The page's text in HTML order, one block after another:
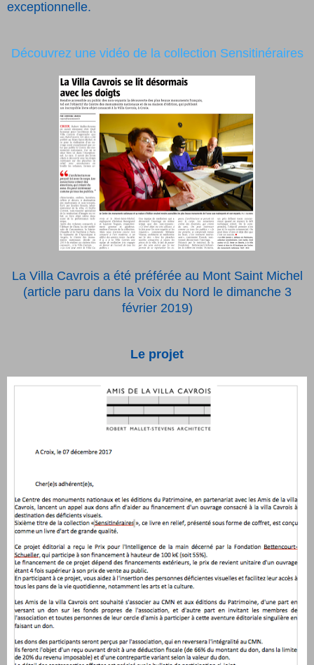
exceptionnelle.
Découvrez une vidéo de la collection Sensitinéraires
La Villa Cavrois a été préférée au Mont Saint Michel
(article paru dans la Voix du Nord le dimanche 3
février 2019)
Le projet